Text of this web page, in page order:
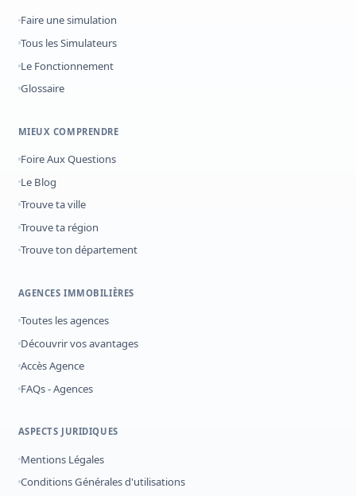
Faire une simulation
Tous les Simulateurs
Le Fonctionnement
Glossaire
MIEUX COMPRENDRE
Foire Aux Questions
Le Blog
Trouve ta ville
Trouve ta région
Trouve ton département
AGENCES IMMOBILIÈRES
Toutes les agences
Découvrir vos avantages
Accès Agence
FAQs - Agences
ASPECTS JURIDIQUES
Mentions Légales
Conditions Générales d'utilisations